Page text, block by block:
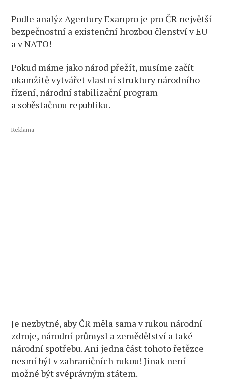
Podle analýz Agentury Exanpro je pro ČR největší
bezpečnostní a existenční hrozbou členství v EU
a v NATO!
Pokud máme jako národ přežít, musíme začít
okamžitě vytvářet vlastní struktury národního
řízení, národní stabilizační program
a soběstačnou republiku.
Reklama
Je nezbytné, aby ČR měla sama v rukou národní
zdroje, národní průmysl a zemědělství a také
národní spotřebu. Ani jedna část tohoto řetězce
nesmí být v zahraničních rukou! Jinak není
možné být svéprávným státem.